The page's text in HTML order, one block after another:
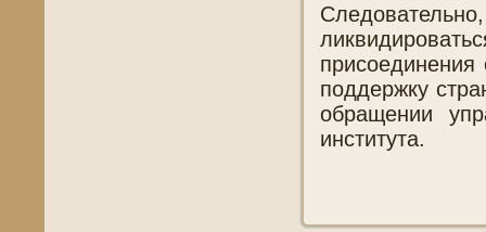
поддержку
обращении
института.